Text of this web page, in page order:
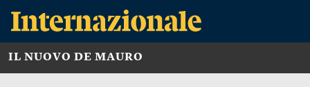
IL NUOVO DE MAURO